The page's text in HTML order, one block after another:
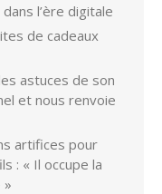
l’ère digitale
de cadeaux
astuces de son
et nous renvoie
artifices pour
: « Il occupe la
»